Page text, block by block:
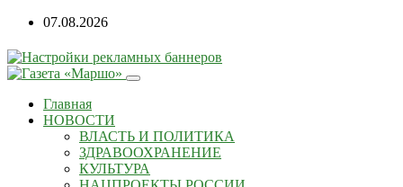
Перейти
содержанию
07.08.2026
Главная
НОВОСТИ
ВЛАСТЬ И ПОЛИТИКА
ЗДРАВООХРАНЕНИЕ
КУЛЬТУРА